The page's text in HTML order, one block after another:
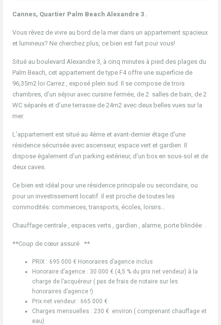
Cannes, Quartier Palm Beach Alexandre 3 .
Vous rêvez de vivre au bord de la mer dans un appartement spacieux
et lumineux? Ne cherchez plus, ce bien est fait pour vous!
Situé au boulevard Alexandre 3, à cinq minutes à pied des plages du
Palm Beach, cet appartement de type F4 offre une superficie de
96,35m2 loi Carrez , exposé plein sud. Il se compose de trois
chambres, d’un séjour avec cuisine fermée, de 2 salles de bain, de 2
WC séparés et d’une terrasse de 24m2 avec deux belles vues sur la
mer.
L’appartement est situé au 4ème et avant-dernier étage d’une
résidence sécurisée avec ascenseur, espace vert et gardien. Il
dispose également d’un parking extérieur, d’un box en sous-sol et de
deux caves.
Ce bien est idéal pour une résidence principale ou secondaire, ou
pour un investissement locatif. Il est proche de toutes les
commodités: commerces, transports, écoles, loisirs…
Chauffage centrale , espaces verts , gardien , alarme, porte blindée .
**Coup de cœur assuré **
PRIX : 695 000 € Honoraires d’agence inclus
Honoraire d’agence : 30 000 € (4,5 % du prix net vendeur) à la
charge de l’acquéreur ( pas de frais de notaire sur les
honoraires d’agence !)
Prix net vendeur : 665 000 €
Charges mensuelles : 230 € environ ( comprenant chauffage et
eau)